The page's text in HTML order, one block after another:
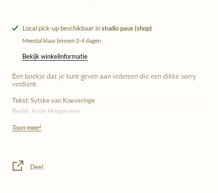
Local pick-up beschikbaar instudio paus (shop)
Meestal klaar binnen 2-4 dagen
Bekijk winkelinformatie
Een boekje dat je kunt geven aan iedereen die een dikke sorry
verdient.
Tekst: Sytske van Koeveringe
Beeld: Jente Hoogeveen
Categorie: literatuur
Kakkerlakjes zijn verstuurbare boekjes. Zestien pagina’s vol prachtige
Toon meer!
Deel